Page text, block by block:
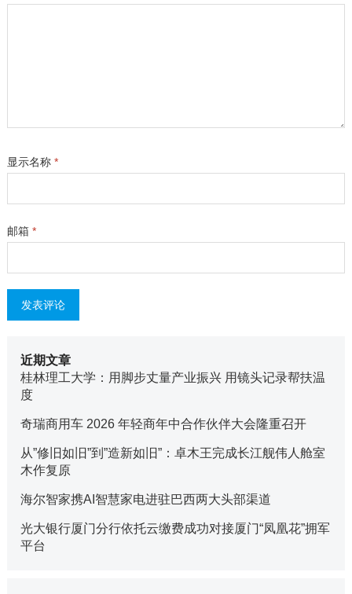
显示名称 *
邮箱 *
近期文章
桂林理工大学：用脚步丈量产业振兴 用镜头记录帮扶温
度
奇瑞商用车 2026 年轻商年中合作伙伴大会隆重召开
从”修旧如旧”到”造新如旧”：卓木王完成长江舰伟人舱室
木作复原
海尔智家携AI智慧家电进驻巴西两大头部渠道
光大银行厦门分行依托云缴费成功对接厦门“凤凰花”拥军
平台